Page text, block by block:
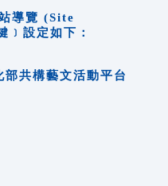
導覽 (Site
設定如下：
共構藝文活動平台